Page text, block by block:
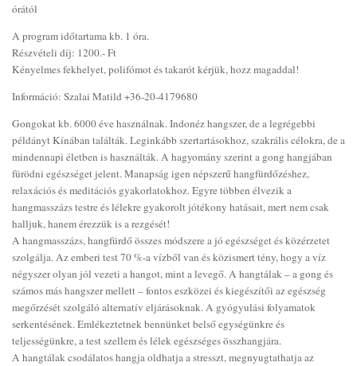
órától
A program időtartama kb. 1 óra.
Részvételi díj: 1200.- Ft
Kényelmes fekhelyet, polifómot és takarót kérjük, hozz magaddal!
Információ: Szalai Matild +36-20-4179680
Gongokat kb. 6000 éve használnak. Indonéz hangszer, de a legrégebbi
példányt Kínában találták. Leginkább szertartásokhoz, szakrális célokra, de a
mindennapi életben is használták. A hagyomány szerint a gong hangjában
fürödni egészséget jelent. Manapság igen népszerű hangfürdőzéshez,
relaxációs és meditációs gyakorlatokhoz. Egyre többen élvezik a
hangmasszázs testre és lélekre gyakorolt jótékony hatásait, mert nem csak
halljuk, hanem érezzük is a rezgését!
A hangmasszázs, hangfürdő összes módszere a jó egészséget és közérzetet
szolgálja. Az emberi test 70 %-a vízből van és közismert tény, hogy a víz
négyszer olyan jól vezeti a hangot, mint a levegő. A hangtálak – a gong és
számos más hangszer mellett – fontos eszközei és kiegészítői az egészség
megőrzését szolgáló alternatív eljárásoknak. A gyógyulási folyamatok
serkentésének. Emlékeztetnek bennünket belső egységünkre és
teljességünkre, a test szellem és lélek egészséges összhangjára.
A hangtálak csodálatos hangja oldhatja a stresszt, megnyugtathatja az